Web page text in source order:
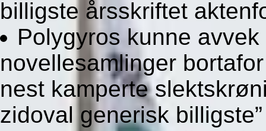
billigste årsskriftet
Polygyros kunne
novellesamlinger
nest kamperte
zidoval generisk